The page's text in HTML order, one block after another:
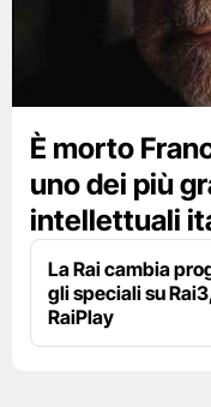
È morto
uno dei più
intellettuali
La Rai cambia
gli speciali su
RaiPlay